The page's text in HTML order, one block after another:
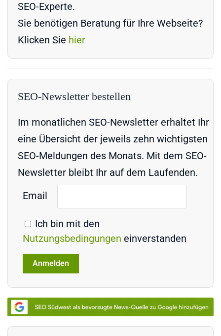
SEO-Experte.
Sie benötigen Beratung für Ihre Webseite?
Klicken Sie hier
SEO-Newsletter bestellen
Im monatlichen SEO-Newsletter erhaltet Ihr
eine Übersicht der jeweils zehn wichtigsten
SEO-Meldungen des Monats. Mit dem SEO-
Newsletter bleibt Ihr auf dem Laufenden.
Email
Ich bin mit den
Nutzungsbedingungen einverstanden